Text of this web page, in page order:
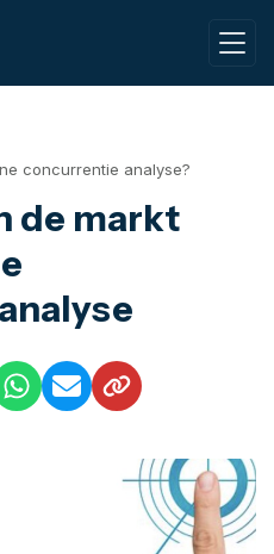
concurrentie analyse?
de markt